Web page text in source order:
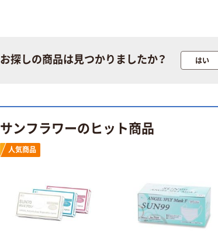
お探しの商品は見つかりましたか？ はい
サンフラワーのヒット商品
人気商品